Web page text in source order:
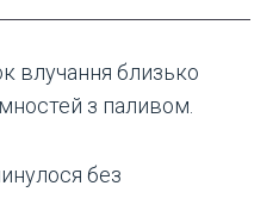
влучання близько
з паливом.
без